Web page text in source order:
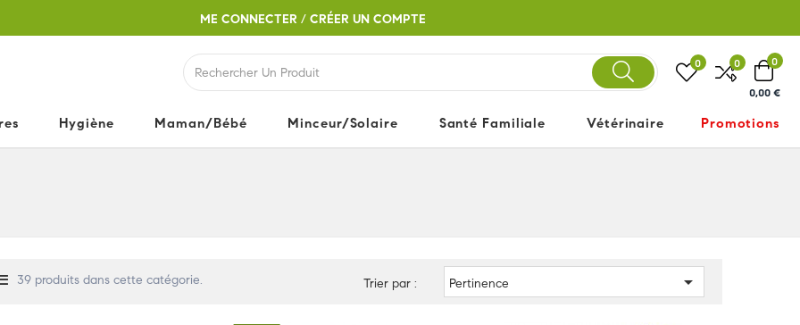
ME CONNECTER / CRÉER UN COMPTE
0 0 0
0,00 €
Hygiène Maman/Bébé Minceur/Solaire Santé Familiale Vétérinaire Promotions
39 produits dans cette catégorie. Trier par : Pertinence 